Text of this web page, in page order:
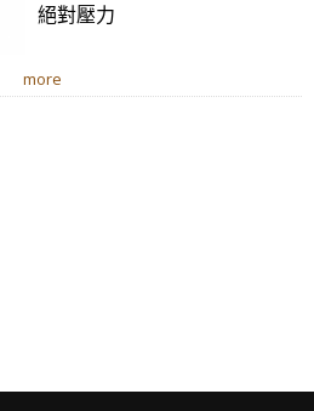
絕對壓力
more